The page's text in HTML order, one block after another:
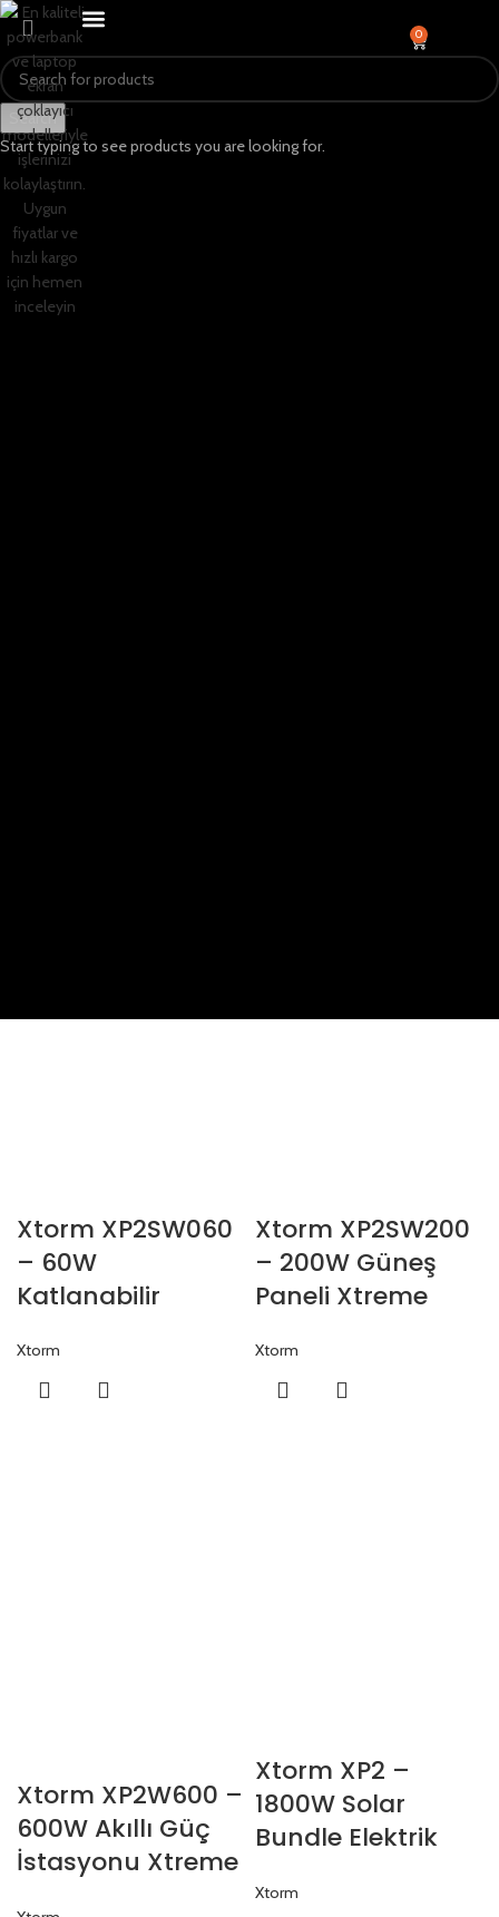
0
Xtorm XP2SW060
– 60W
Katlanabilir
Xtorm
Xtorm XP2SW200
– 200W Güneş
Paneli Xtreme
Xtorm
Xtorm XP2W600 –
600W Akıllı Güç
İstasyonu Xtreme
Xtorm XP2 –
1800W Solar
Bundle Elektrik
Xtorm
Search
Start typing to see products you are looking for.